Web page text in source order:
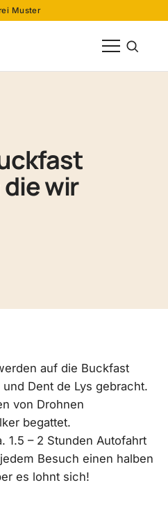
Muster
Menü öffnen
Suche
wir
auf die Buckfast
Dent de Lys gebracht.
von Drohnen
begattet.
1.5 – 2 Stunden Autofahrt
Besuch einen halben
es lohnt sich!